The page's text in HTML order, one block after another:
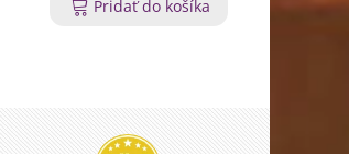
Pridať do košíka